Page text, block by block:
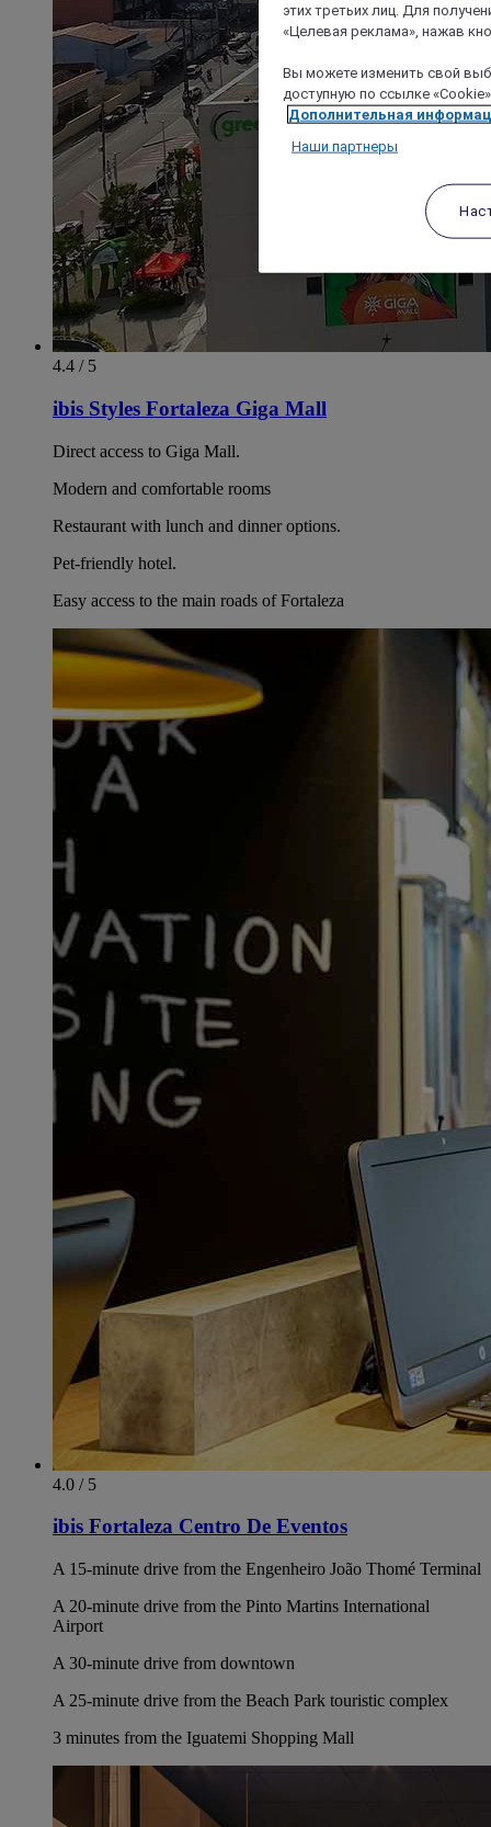
4.4 / 5
ibis Styles Fortaleza Giga Mall
Direct access to Giga Mall.
Modern and comfortable rooms
Restaurant with lunch and dinner options.
Pet-friendly hotel.
Easy access to the main roads of Fortaleza
4.0 / 5
ibis Fortaleza Centro De Eventos
A 15-minute drive from the Engenheiro João Thomé Terminal
A 20-minute drive from the Pinto Martins International
Airport
A 30-minute drive from downtown
A 25-minute drive from the Beach Park touristic complex
3 minutes from the Iguatemi Shopping Mall
этих третьих лиц. Для
«Целевая реклама», нажав
Вы можете изменить свой
доступную по ссылке
Дополнительная
Наши партнеры